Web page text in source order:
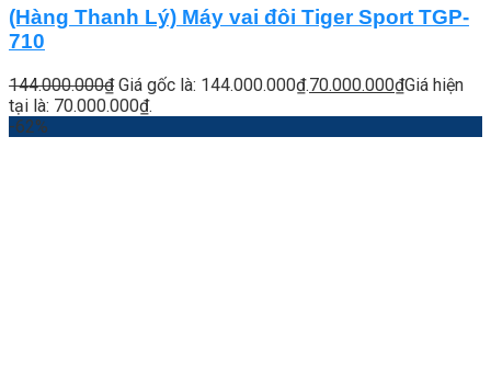
(Hàng Thanh Lý) Máy vai đôi Tiger Sport TGP-
710
144.000.000₫ Giá gốc là: 144.000.000₫.70.000.000₫Giá hiện
tại là: 70.000.000₫.
-62%